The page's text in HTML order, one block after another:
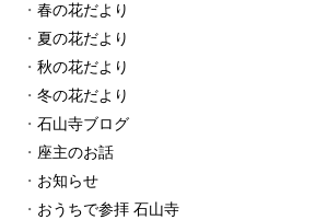
春の花だより
夏の花だより
秋の花だより
冬の花だより
石山寺ブログ
座主のお話
お知らせ
おうちで参拝 石山寺